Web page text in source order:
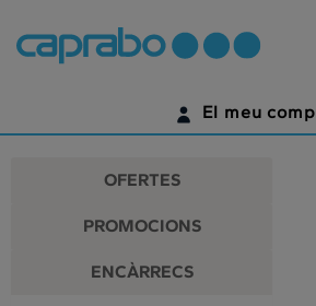
Promocions
descomptes
als
nostres
supermercats
contingut
pàgina
El meu
ENCARA NO TENS UN
OFERTES
PROMOCIONS
ENCÀRRECS